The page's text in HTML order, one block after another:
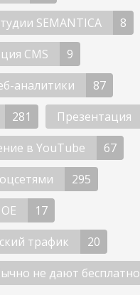
SEMANTICA
8
CMS
9
аналитики
87
281 Презентация
в YouTube
67
295
17
трафик
20
не дают бесплатно